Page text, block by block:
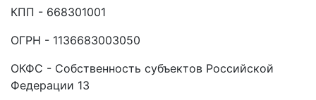
КПП - 668301001
ОГРН - 1136683003050
ОКФС - Собственность субъектов Российской
Федерации 13